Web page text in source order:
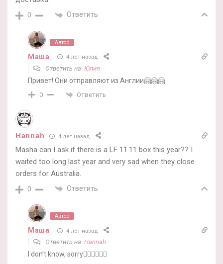
0 Ответить
Автор
Маша 4 лет назад
Ответить на Юлия
Привет! Они отправляют из Англии🤗🤗🤗
0 Ответить
Hannah 4 лет назад
Masha can I ask if there is a LF 11.11 box this year?? I
waited too long last year and very sad when they close
orders for Australia.
0 Ответить
Автор
Маша 4 лет назад
Ответить на Hannah
I don’t know, sorry🤷‍♀️🤷‍♀️🤷‍♀️